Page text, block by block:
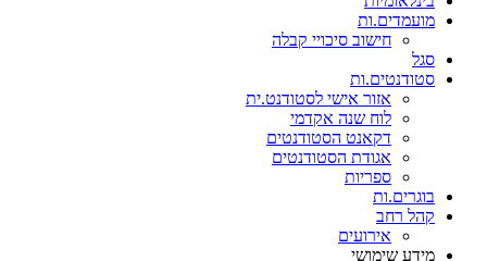
מועמדים.ות
חישוב סיכויי קבלה
סגל
סטודנטים.ות
אזור אישי לסטודנט.ית
לוח שנה אקדמי
דקאנט הסטודנטים
אגודת הסטודנטים
ספריות
בוגרים.ות
קהל רחב
אירועים
מידע שימושי